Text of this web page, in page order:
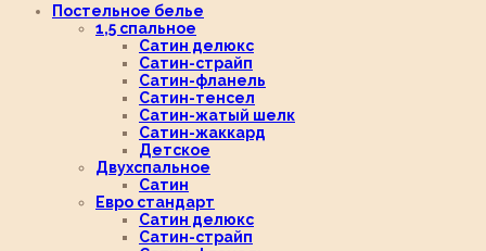
Постельное белье
1,5 спальное
Сатин делюкс
Сатин-страйп
Сатин-фланель
Сатин-тенсел
Сатин-жатый шелк
Сатин-жаккард
Детское
Двухспальное
Сатин
Евро стандарт
Сатин делюкс
Сатин-страйп